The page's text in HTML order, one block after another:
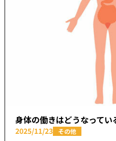
2025/11/23 その他